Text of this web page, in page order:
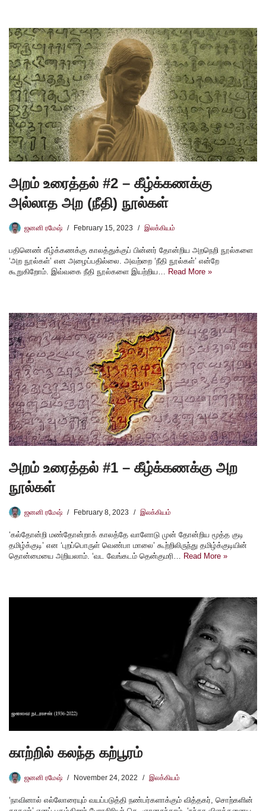
அறம் உரைத்தல் #2 – கீழ்க்கணக்கு
அல்லாத அற (நீதி) நூல்கள்
ஜனனி ரமேஷ் February 15, 2023 இலக்கியம்
பதினெண் கீழ்க்கணக்கு காலத்துக்குப் பின்னர் தோன்றிய அறநெறி நூல்களை
‘அற நூல்கள்’ என அழைப்பதில்லை. அவற்றை ‘நீதி நூல்கள்’ என்றே
கூறுகிறோம். இவ்வகை நீதி நூல்களை இயற்றிய… Read More »
அறம் உரைத்தல் #1 – கீழ்க்கணக்கு அற
நூல்கள்
ஜனனி ரமேஷ் February 8, 2023 இலக்கியம்
‘கல்தோன்றி மண்தோன்றாக் காலத்தே வாளோடு முன் தோன்றிய மூத்த குடி
தமிழ்க்குடி’ என ‘புறப்பொருள் வெண்பா மாலை’ கூற்றிலிருந்து தமிழ்க்குடியின்
தொன்மையை அறியலாம். ‘வட வேங்கடம் தென்குமரி… Read More »
காற்றில் கலந்த கற்பூரம்
ஜனனி ரமேஷ் November 24, 2022 இலக்கியம்
‘நாவினால் எல்லோரையும் வயப்படுத்தி நண்பர்களாக்கும் வித்தகர், சொற்களின்